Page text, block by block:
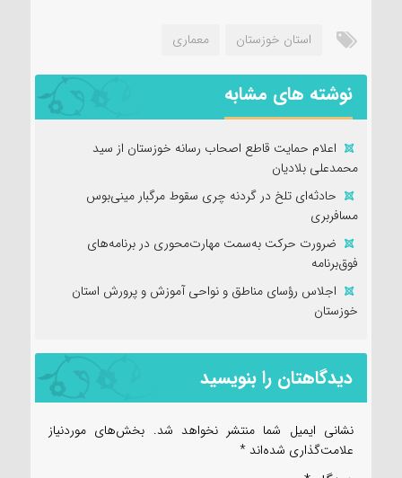
استان خوزستان معماری
نوشته های مشابه
اعلام حمایت قاطع اصحاب رسانه خوزستان از سید
محمدعلی بلادیان
حادثه‌ای تلخ در گردنه چری سقوط مرگبار مینی‌بوس
مسافربری
ضرورت حرکت به‌سمت مهارت‌محوری در برنامه‌های
فوق‌برنامه
اجلاس رؤسای مناطق و نواحی آموزش و پرورش استان
خوزستان
دیدگاهتان را بنویسید
نشانی ایمیل شما منتشر نخواهد شد. بخش‌های موردنیاز
علامت‌گذاری شده‌اند *